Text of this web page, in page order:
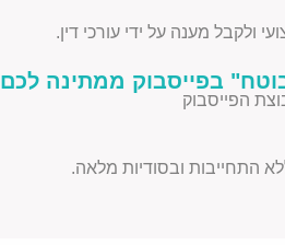
ולקבל מענה על ידי עורכי דין.
בפייסבוק ממתינה לכם
הפייסבוק
התחייבות ובסודיות מלאה.